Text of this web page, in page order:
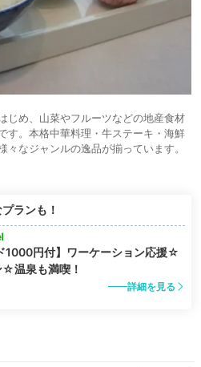
じめ、山菜やフルーツなどの地産食材
す。本格中華料理・牛ステーキ・海鮮
なジャンルの逸品が揃っています。
ランも！
1000円付】ワーケーション応援☆
温泉も満喫！
詳細を見る